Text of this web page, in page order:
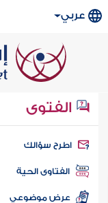
عربي
الفتوى
سؤالك
الفتاوى الحية